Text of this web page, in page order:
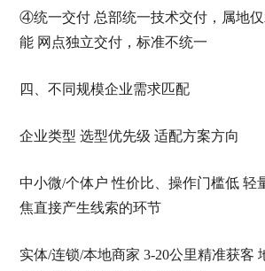
④统一交付 总部统一技术交付，属地
能 网点独立交付，标准不统一
四、不同规模企业需求匹配
企业类型 选型优先级 适配方案方向
中小微/个体户 性价比、操作门槛低 轻
焦直接产生线索的环节
实体/连锁/本地商家 3-20公里精准获客